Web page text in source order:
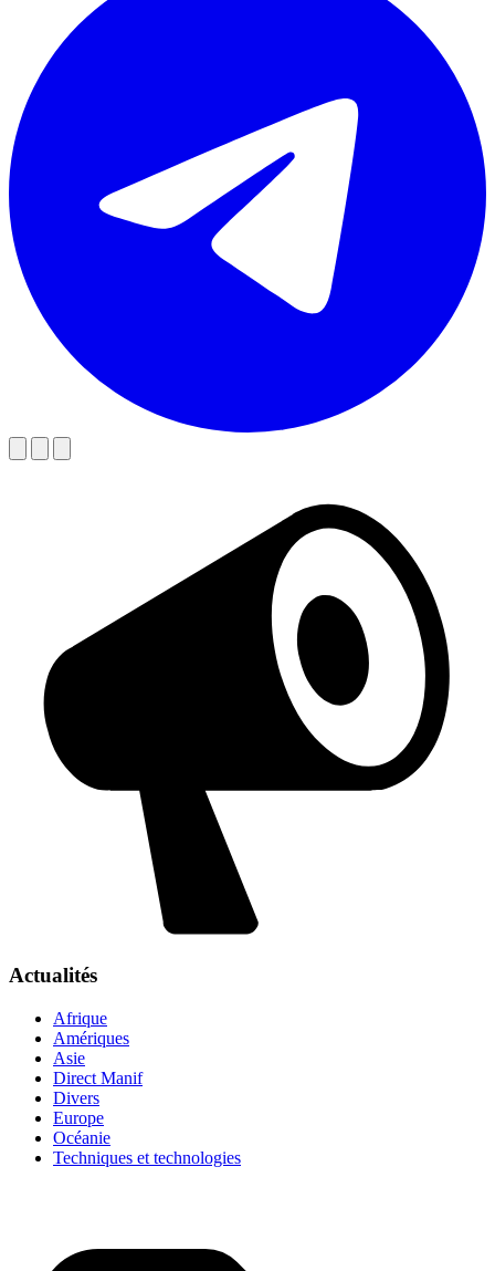
Actualités
Afrique
Amériques
Asie
Direct Manif
Divers
Europe
Océanie
Techniques et technologies